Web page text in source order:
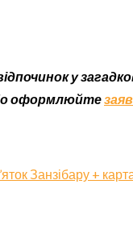
у
оформлюйте
Занзібару +